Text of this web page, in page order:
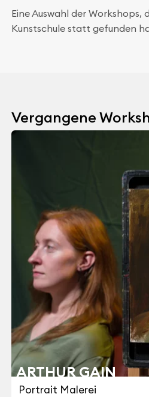
Eine Auswahl der Workshops,
Kunstschule statt gefunden
Vergangene
ARTHUR GAIN
Portrait Malerei